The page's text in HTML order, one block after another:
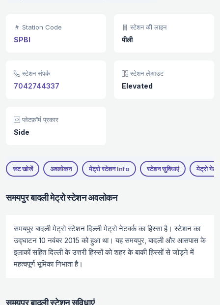
Station Code
SPBI
स्टेशन की लाइन
पीली
स्टेशन संपर्क
7042744337
स्टेशन लेआउट
Elevated
प्लेटफ़ॉर्म प्रकार
Side
रूट खोजें अवलोकन मेट्रो स्टेशन Info स्टेशन सुविधाएं मेट्रो गेट
समयपुर बादली मेट्रो स्टेशन अवलोकन
समयपुर बादली मेट्रो स्टेशन दिल्ली मेट्रो नेटवर्क का हिस्सा है। स्टेशन का
उद्घाटन 10 नवंबर 2015 को हुआ था। यह समयपुर, बादली और आसपास के
इलाकों सहित दिल्ली के उत्तरी हिस्सों को शहर के बाकी हिस्सों से जोड़ने में
महत्वपूर्ण भूमिका निभाता है।
समयपुर बादली स्टेशन सुविधाएं